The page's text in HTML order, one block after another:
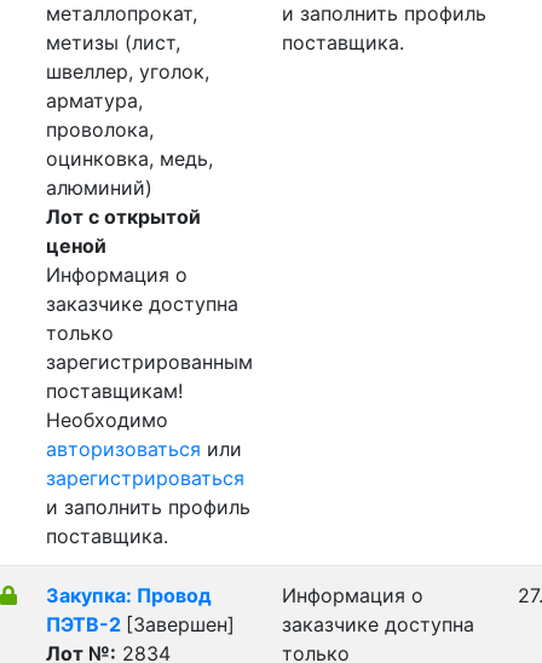
металлопрокат,
метизы (лист,
швеллер, уголок,
арматура,
проволока,
оцинковка, медь,
алюминий)
Лот с открытой
ценой
Информация о
заказчике доступна
только
зарегистрированным
поставщикам!
Необходимо
авторизоваться или
зарегистрироваться
и заполнить профиль
поставщика.
и заполнить профиль
поставщика.
Закупка: Провод
ПЭТВ-2 [Завершен]
Лот №: 2834
Информация о
заказчике доступна
только